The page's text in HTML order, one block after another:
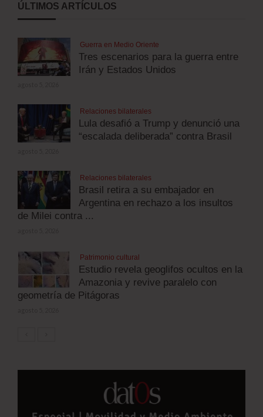
ÚLTIMOS ARTÍCULOS
Guerra en Medio Oriente
Tres escenarios para la guerra entre
Irán y Estados Unidos
Relaciones bilaterales
Lula desafió a Trump y denunció una
“escalada deliberada” contra Brasil
Relaciones bilaterales
Brasil retira a su embajador en
Argentina en rechazo a los insultos
de Milei contra ...
Patrimonio cultural
Estudio revela geoglifos ocultos en la
Amazonia y revive paralelo con
geometría de Pitágoras